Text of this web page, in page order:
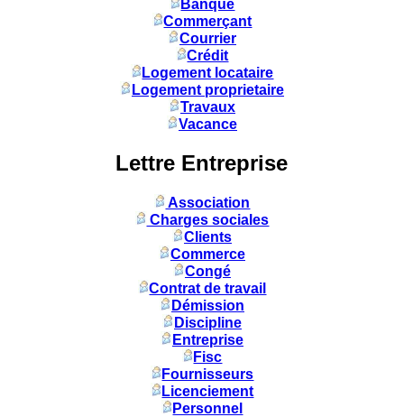
Banque
Commerçant
Courrier
Crédit
Logement locataire
Logement proprietaire
Travaux
Vacance
Lettre Entreprise
Association
Charges sociales
Clients
Commerce
Congé
Contrat de travail
Démission
Discipline
Entreprise
Fisc
Fournisseurs
Licenciement
Personnel